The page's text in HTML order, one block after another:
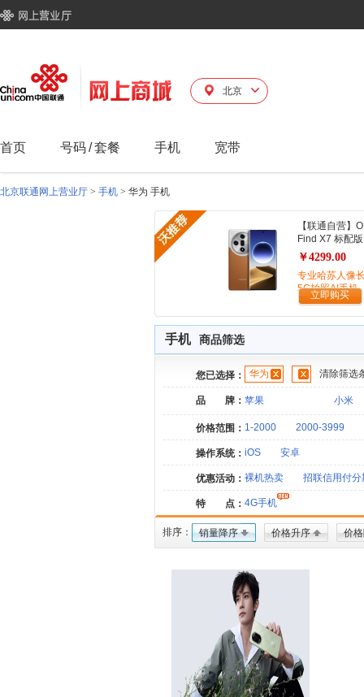
北京
首页 号码/套餐 手机 宽带
北京联通网上营业厅 > 手机 > 华为 手机
【联通自营】
Find X7 标配版
￥4299.00
专业哈苏人像
5G拍照AI手机
立即购买
手机 商品筛选
您已选择： 华为 清除筛选
品 牌： 苹果 小米
价格范围： 1-2000 2000-3999
操作系统： iOS 安卓
优惠活动： 裸机热卖 招联信用付分
特 点： 4G手机
排序： 销量降序 价格升序 价